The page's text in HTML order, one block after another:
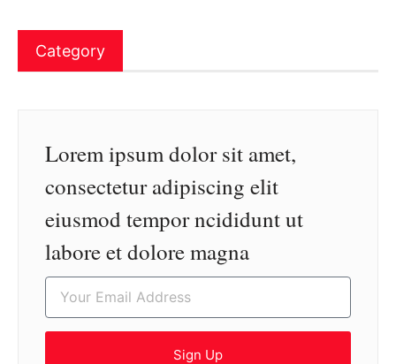
Category
Lorem ipsum dolor sit amet,
consectetur adipiscing elit
eiusmod tempor ncididunt ut
labore et dolore magna
Sign Up